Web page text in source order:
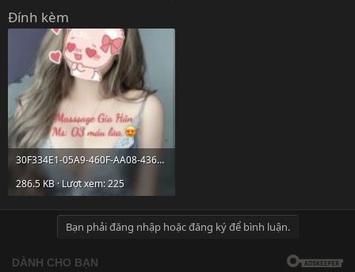
Đính kèm
30F334E1-05A9-460F-AA08-436266C80CA4.jpeg
286.5 KB · Lượt xem: 225
Bạn phải đăng nhập hoặc đăng ký để bình luận.